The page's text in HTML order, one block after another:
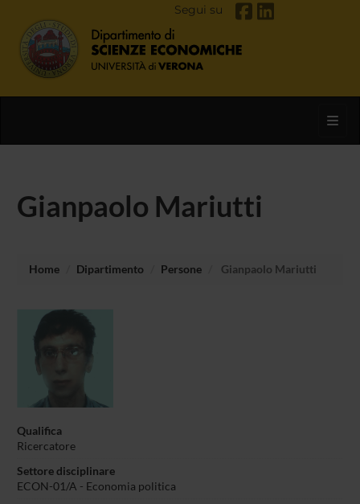
Segui su
Gianpaolo Mariutti
Home Dipartimento Persone Gianpaolo Mariutti
Qualifica
Ricercatore
Settore disciplinare
ECON-01/A - Economia politica